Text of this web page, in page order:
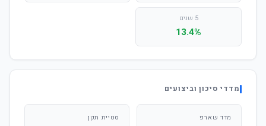
5 שנים
13.4%
מדדי סיכון וביצועים
מדד שארפ סטיית תקן